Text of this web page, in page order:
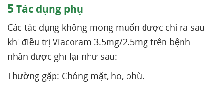
5 Tác dụng phụ
Các tác dụng không mong muốn được chỉ ra sau
khi điều trị Viacoram 3.5mg/2.5mg trên bệnh
nhân được ghi lại như sau:
Thường gặp: Chóng mặt, ho, phù.